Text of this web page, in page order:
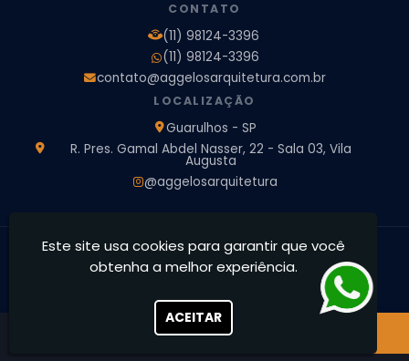
Projeto de Arquitetura 3D
Projeto de Arquitetura Comercial
Projeto de Arquitetura de Casa
Projeto de Arquitetura de Interiores
Projeto de Arquitetura e Engenharia
Projeto de Arquitetura para Apartamentos
Projeto de Arquitetura Residencial
Projeto de Interiores Comercial
Projeto de Interiores Completo
Projeto de Interiores Residencial
CONTATO
(11) 98124-3396
(11) 98124-3396
contato@aggelosarquitetura.com.br
LOCALIZAÇÃO
Guarulhos - SP
R. Pres. Gamal Abdel Nasser, 22 - Sala 03, Vila
Augusta
@aggelosarquitetura
Ággelos Arquitetura e Interiores - Transformamos espaços,
concretizamos sonhos
Este site usa cookies para garantir que você
obtenha a melhor experiência.
ACEITAR